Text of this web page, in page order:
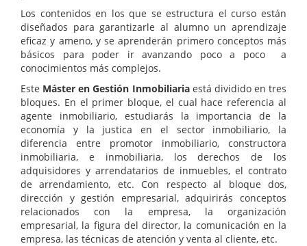
Los contenidos en los que se estructura el curso están
diseñados para garantizarle al alumno un aprendizaje
eficaz y ameno, y se aprenderán primero conceptos más
básicos para poder ir avanzando poco a poco a
conocimientos más complejos.
Este Máster en Gestión Inmobiliaria está dividido en tres
bloques. En el primer bloque, el cual hace referencia al
agente inmobiliario, estudiarás la importancia de la
economía y la justica en el sector inmobiliario, la
diferencia entre promotor inmobiliario, constructora
inmobiliaria, e inmobiliaria, los derechos de los
adquisidores y arrendatarios de inmuebles, el contrato
de arrendamiento, etc. Con respecto al bloque dos,
dirección y gestión empresarial, adquirirás conceptos
relacionados con la empresa, la organización
empresarial, la figura del director, la comunicación en la
empresa, las técnicas de atención y venta al cliente, etc.